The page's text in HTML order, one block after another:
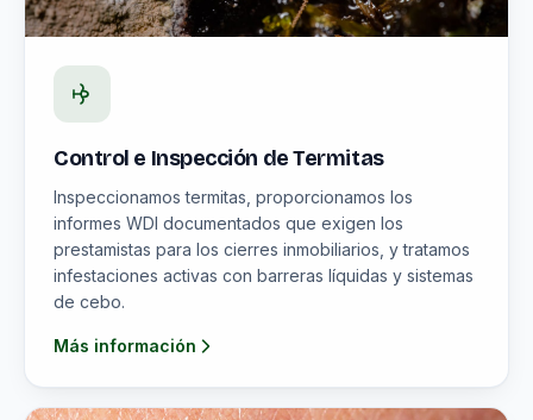
Control e Inspección de Termitas
Inspeccionamos termitas, proporcionamos los
informes WDI documentados que exigen los
prestamistas para los cierres inmobiliarios, y tratamos
infestaciones activas con barreras líquidas y sistemas
de cebo.
Más información